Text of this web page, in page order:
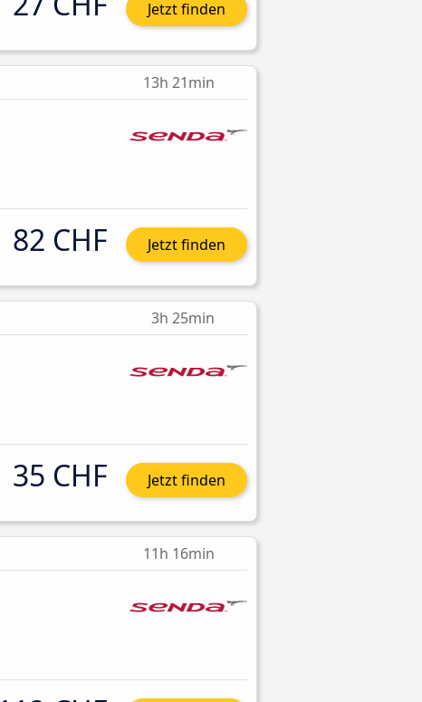
Jetzt finden
13h 21min
82 CHF Jetzt finden
3h 25min
35 CHF Jetzt finden
11h 16min